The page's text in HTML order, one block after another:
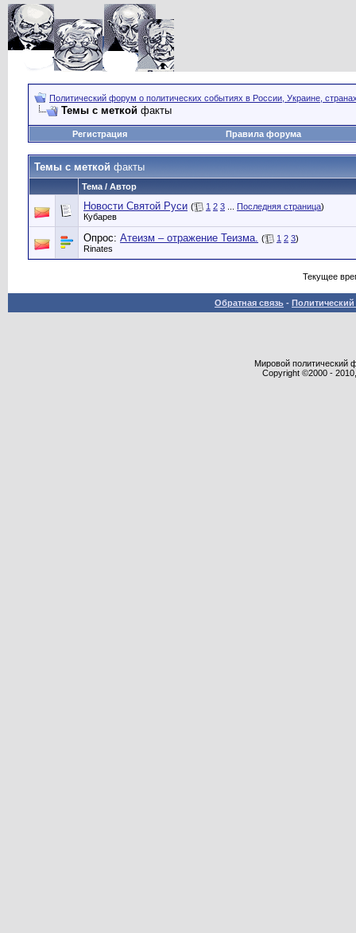
Политический форум о политических событиях в России, Украине,
Темы с меткой факты
Регистрация Правила форума
Темы с меткой факты
Тема / Автор
Новости Святой Руси ( 1 2 3 Последняя страница)
Кубарев
Опрос: Атеизм – отражение Теизма. ( 1 2 3)
Rinates
Текущее
Обратная связь -
Мировой политический
Copyright ©2000 -